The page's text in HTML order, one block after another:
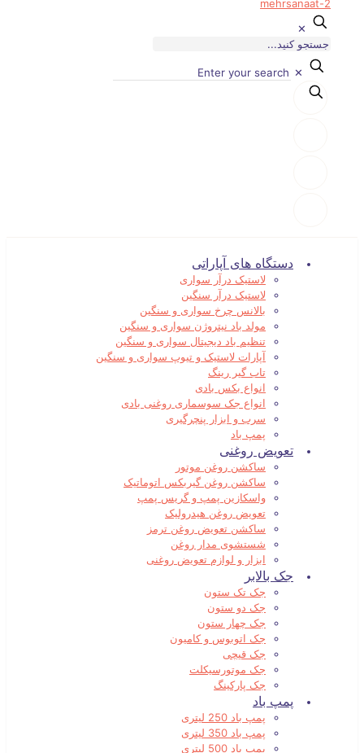
✕
✕
دستگاه های آپاراتی
لاستیک درآر سواری
لاستیک درآر سنگین
بالانس چرخ سواری و سنگین
مولد باد نیتروژن سواری و سنگین
تنظیم باد دیجیتال سواری و سنگین
آپارات لاستیک و تیوپ سواری و سنگین
تاب گیر رینگ
انواع بکس بادی
انواع جک سوسماری روغنی بادی
سرب و ابزار پنچرگیری
پمپ باد
تعویض روغنی
ساکشن روغن موتور
ساکشن روغن گیربکس اتوماتیک
واسکازین پمپ و گریس پمپ
تعویض روغن هیدرولیک
ساکشن تعویض روغن ترمز
شستشوی مدار روغن
ابزار و لوازم تعویض روغنی
جک بالابر
جک تک ستون
جک دو ستون
جک چهار ستون
جک اتوبوس و کامیون
جک قیچی
جک موتورسیکلت
جک پارکینگ
پمپ باد
پمپ باد 250 لیتری
پمپ باد 350 لیتری
پمپ باد 500 لیتری